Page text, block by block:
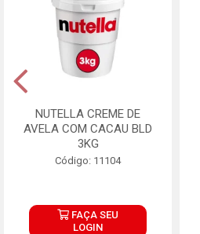
NUTELLA CREME DE
AVELA COM CACAU BLD
3KG
Código: 11104
FAÇA SEU
LOGIN